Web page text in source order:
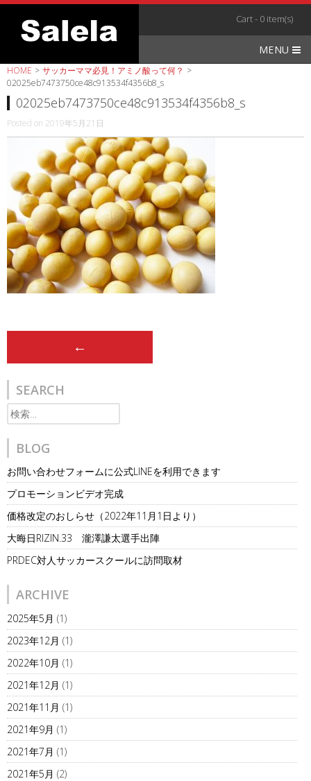
Skip
content
Cart - 0 item(s)
MENU
HOME > サッカーママ必見！アミノ酸って何？ >
02025eb7473750ce48c913534f4356b8_s
02025eb7473750ce48c913534f4356b8_s
Posted on 2019年5月21日
navigation
←
SEARCH
検
索:
BLOG
お問い合わせフォームに公式LINEを利用できます
プロモーションビデオ完成
価格改定のおしらせ（2022年11月1日より）
大晦日RIZIN.33 瀧澤謙太選手出陣
PRDEC対人サッカースクールに訪問取材
ARCHIVE
2025年5月 (1)
2023年12月 (1)
2022年10月 (1)
2021年12月 (1)
2021年11月 (1)
2021年9月 (1)
2021年7月 (1)
2021年5月 (2)